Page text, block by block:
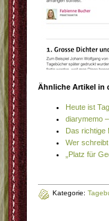
Ähnliche Artikel in
Heute ist
diarymemo
Das richtige
Wer
„Platz für
Kategorie: